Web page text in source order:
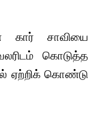
கார் சாவியை
கொடுத்த
ஏற்றிக் கொண்டு